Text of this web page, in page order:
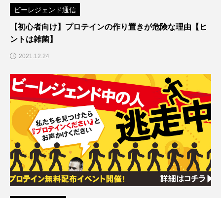
ビーレジェンド通信
【初心者向け】プロテインの作り置きが危険な理由【ヒ
ントは雑菌】
2021.12.24